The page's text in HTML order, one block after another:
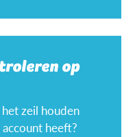
op
zeil houden
heeft?